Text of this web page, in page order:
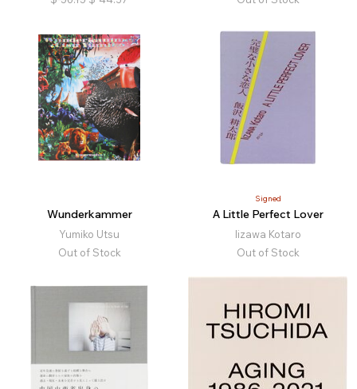
Wunderkammer
Yumiko Utsu
Out of Stock
Signed
A Little Perfect Lover
Iizawa Kotaro
Out of Stock